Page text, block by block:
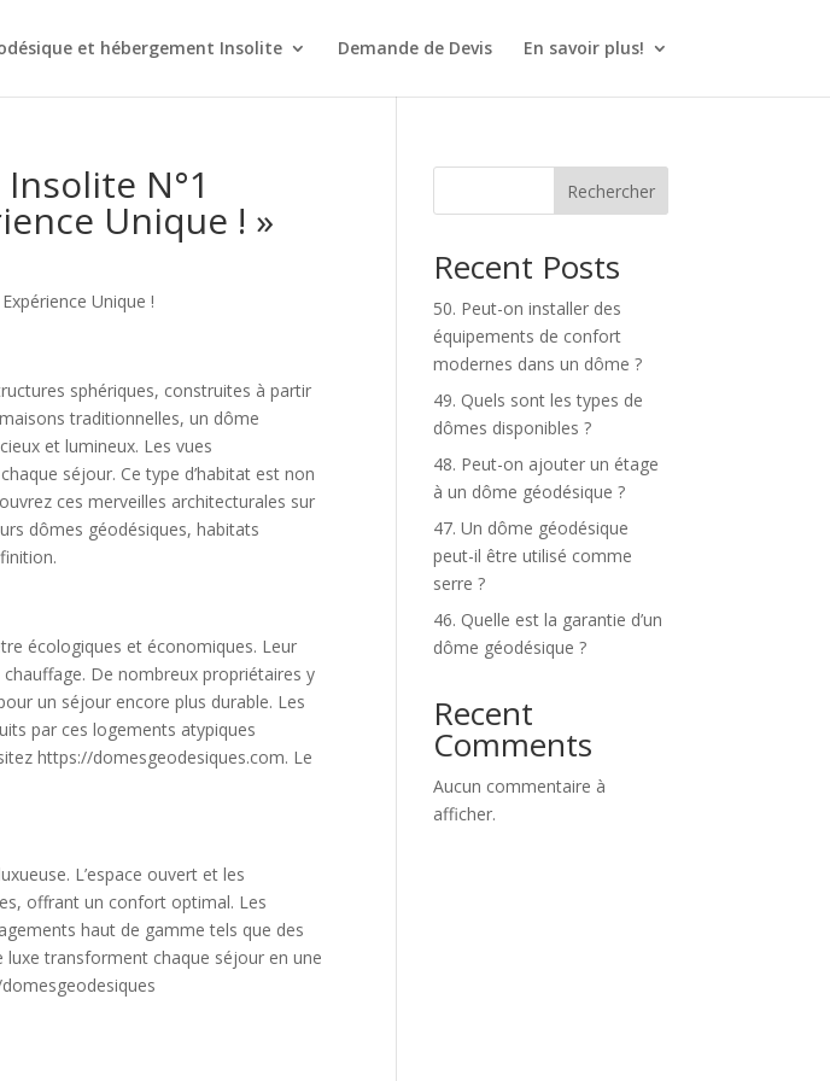
et hébergement Insolite Demande de Devis En savoir plus!
N°1
Unique ! »
Unique !
sphériques, construites à partir
traditionnelles, un dôme
et lumineux. Les vues
séjour. Ce type d’habitat est non
ces merveilles architecturales sur
dômes géodésiques, habitats
écologiques et économiques. Leur
De nombreux propriétaires y
un séjour encore plus durable. Les
par ces logements atypiques
https://domesgeodesiques.com. Le
L’espace ouvert et les
offrant un confort optimal. Les
haut de gamme tels que des
luxe transforment chaque séjour en une
Rechercher
Recent Posts
50. Peut-on installer des
équipements de confort
modernes dans un dôme ?
49. Quels sont les types de
dômes disponibles ?
48. Peut-on ajouter un étage
à un dôme géodésique ?
47. Un dôme géodésique
peut-il être utilisé comme
serre ?
46. Quelle est la garantie d’un
dôme géodésique ?
Recent
Comments
Aucun commentaire à
afficher.